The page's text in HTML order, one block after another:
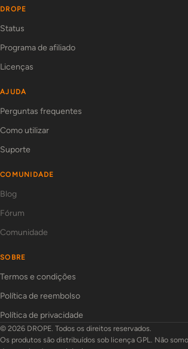
DROPE
Status
Programa de afiliado
Licenças
AJUDA
Perguntas frequentes
Como utilizar
Suporte
COMUNIDADE
Blog
Fórum
Comunidade
SOBRE
Termos e condições
Política de reembolso
Política de privacidade
© 2026 DROPE. Todos os direitos reservados.
Os produtos são distribuídos sob licença GPL. Não